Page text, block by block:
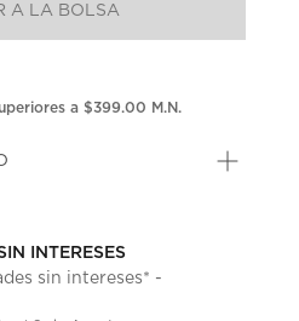
en
la
A LA BOLSA
a $399.00 M.N.
INTERESES
sin intereses* -